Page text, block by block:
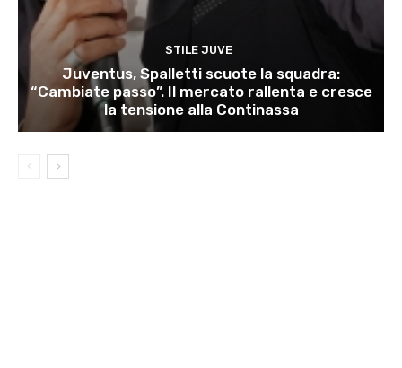
STILE JUVE
Juventus, Spalletti scuote la squadra:
“Cambiate passo”. Il mercato rallenta e cresce
la tensione alla Continassa